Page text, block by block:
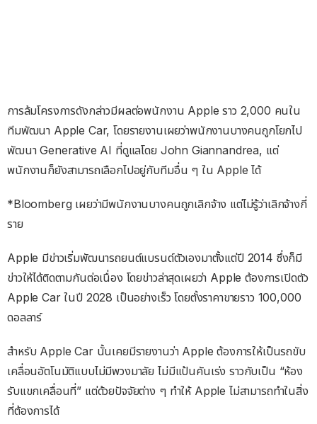
การล้มโครงการดังกล่าวมีผลต่อพนักงาน Apple ราว 2,000 คนใน
ทีมพัฒนา Apple Car, โดยรายงานเผยว่าพนักงานบางคนถูกโยกไป
พัฒนา Generative AI ที่ดูแลโดย John Giannandrea, แต่
พนักงานก็ยังสามารถเลือกไปอยู่กับทีมอื่น ๆ ใน Apple ได้
*Bloomberg เผยว่ามีพนักงานบางคนถูกเลิกจ้าง แต่ไม่รู้ว่าเลิกจ้างกี่
ราย
Apple มีข่าวเริ่มพัฒนารถยนต์แบรนด์ตัวเองมาตั้งแต่ปี 2014 ซึ่งก็มี
ข่าวให้ได้ติดตามกันต่อเนื่อง โดยข่าวล่าสุดเผยว่า Apple ต้องการเปิดตัว
Apple Car ในปี 2028 เป็นอย่างเร็ว โดยตั้งราคาขายราว 100,000
ดอลลาร์
สำหรับ Apple Car นั้นเคยมีรายงานว่า Apple ต้องการให้เป็นรถขับ
เคลื่อนอัตโนมัติแบบไม่มีพวงมาลัย ไม่มีแป้นคันเร่ง ราวกับเป็น “ห้อง
รับแขกเคลื่อนที่” แต่ด้วยปัจจัยต่าง ๆ ทำให้ Apple ไม่สามารถทำในสิ่ง
ที่ต้องการได้